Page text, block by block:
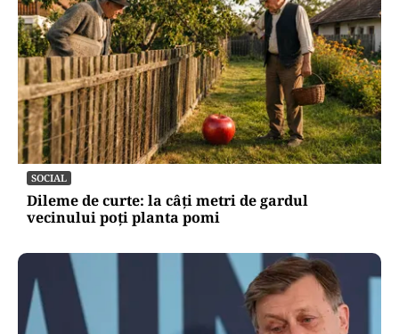
SOCIAL
Dileme de curte: la câți metri de gardul
vecinului poți planta pomi